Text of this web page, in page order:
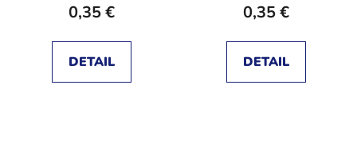
0,35 €
DETAIL
0,35 €
DETAIL